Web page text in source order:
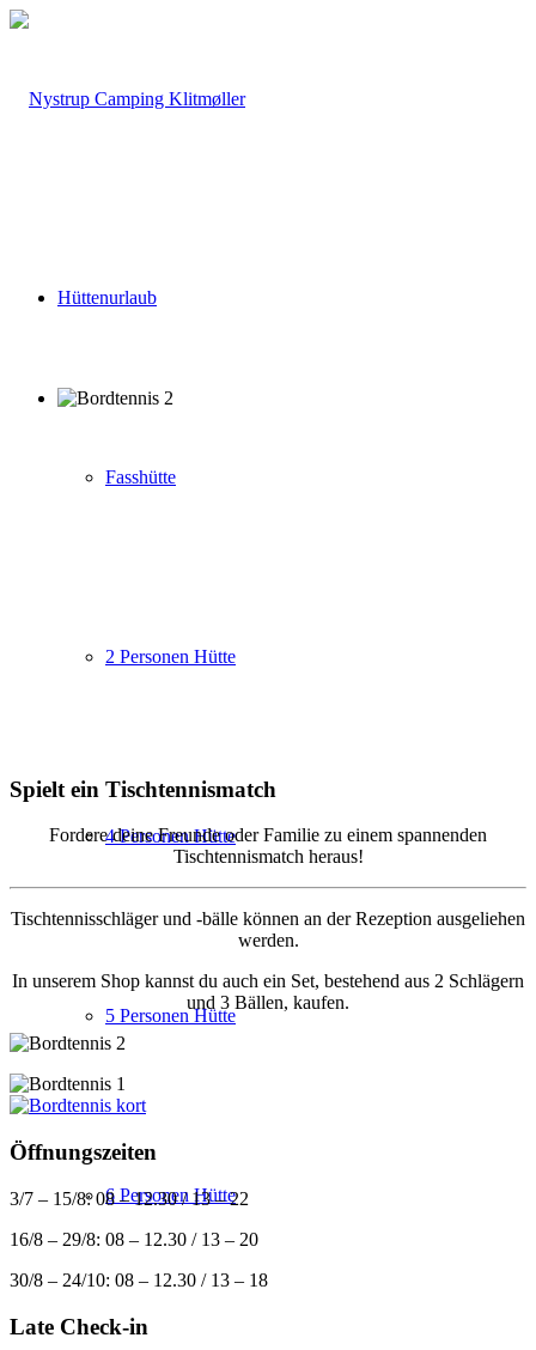
Hüttenurlaub
Fasshütte
2 Personen Hütte
4 Personen Hütte
5 Personen Hütte
6 Personen Hütte
Spielt ein Tischtennismatch
Fordere deine Freunde oder Familie zu einem spannenden
Tischtennismatch heraus!
Tischtennisschläger und -bälle können an der Rezeption ausgeliehen
werden.
In unserem Shop kannst du auch ein Set, bestehend aus 2 Schlägern
und 3 Bällen, kaufen.
Öffnungszeiten
3/7 – 15/8: 08 – 12.30 / 13 – 22
16/8 – 29/8: 08 – 12.30 / 13 – 20
30/8 – 24/10: 08 – 12.30 / 13 – 18
Late Check-in